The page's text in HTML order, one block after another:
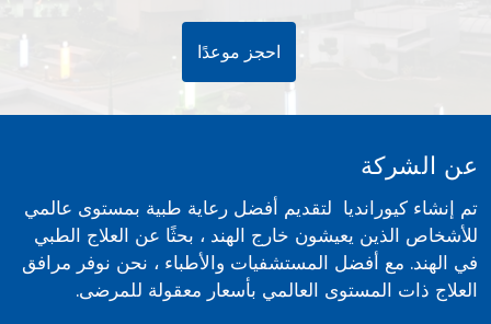
احجز موعدًا
عن الشركة
تم إنشاء كيورانديا لتقديم أفضل رعاية طبية بمستوى عالمي
للأشخاص الذين يعيشون خارج الهند ، بحثًا عن العلاج الطبي
في الهند. مع أفضل المستشفيات والأطباء ، نحن نوفر مرافق
العلاج ذات المستوى العالمي بأسعار معقولة للمرضى.